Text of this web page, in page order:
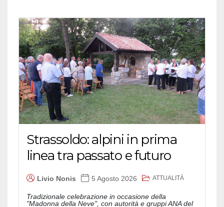
Strassoldo: alpini in prima
linea tra passato e futuro
Livio Nonis 5 Agosto 2026 ATTUALITÀ
Tradizionale celebrazione in occasione della
"Madonna della Neve", con autorità e gruppi ANA del